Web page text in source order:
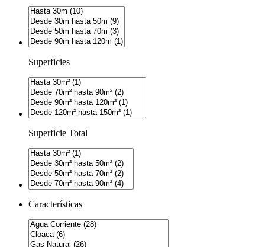
Superficies
Superficie Total
Características